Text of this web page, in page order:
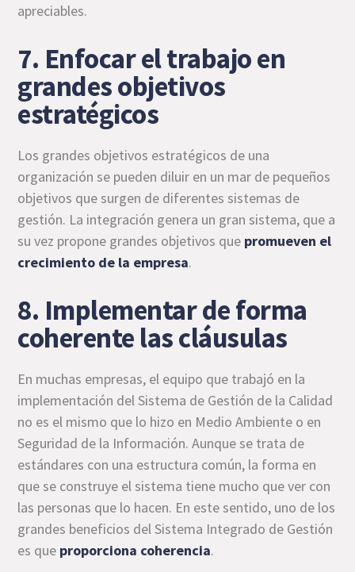
apreciables.
7. Enfocar el trabajo en
grandes objetivos
estratégicos
Los grandes objetivos estratégicos de una
organización se pueden diluir en un mar de pequeños
objetivos que surgen de diferentes sistemas de
gestión. La integración genera un gran sistema, que a
su vez propone grandes objetivos que promueven el
crecimiento de la empresa.
8. Implementar de forma
coherente las cláusulas
En muchas empresas, el equipo que trabajó en la
implementación del Sistema de Gestión de la Calidad
no es el mismo que lo hizo en Medio Ambiente o en
Seguridad de la Información. Aunque se trata de
estándares con una estructura común, la forma en
que se construye el sistema tiene mucho que ver con
las personas que lo hacen. En este sentido, uno de los
grandes beneficios del Sistema Integrado de Gestión
es que proporciona coherencia.